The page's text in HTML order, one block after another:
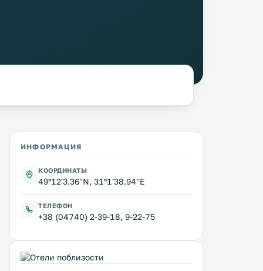
ИНФОРМАЦИЯ
КООРДИНАТЫ
49°12'3.36''N, 31°1'38.94''E
ТЕЛЕФОН
+38 (04740) 2-39-18, 9-22-75